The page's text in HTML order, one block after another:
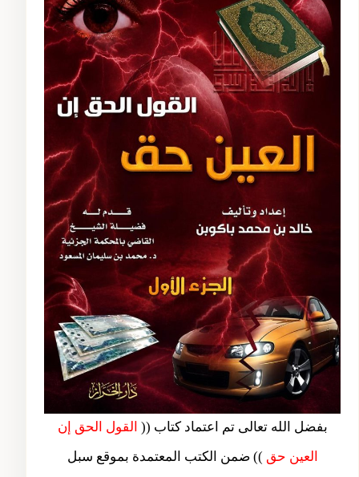
بفضل الله تعالى تم اعتماد كتاب (( القول الحق إن
العين حق )) ضمن الكتب المعتمدة بموقع سبل